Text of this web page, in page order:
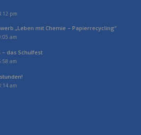
pm
„Leben mit Chemie – Papierrecycling“
am
– das Schulfest
am
am